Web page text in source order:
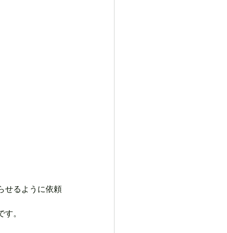
せるように依頼
。